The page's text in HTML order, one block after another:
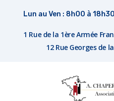
Lun au Ven : 8h00 à
1 Rue de la 1ère Armée
12 Rue Georges de